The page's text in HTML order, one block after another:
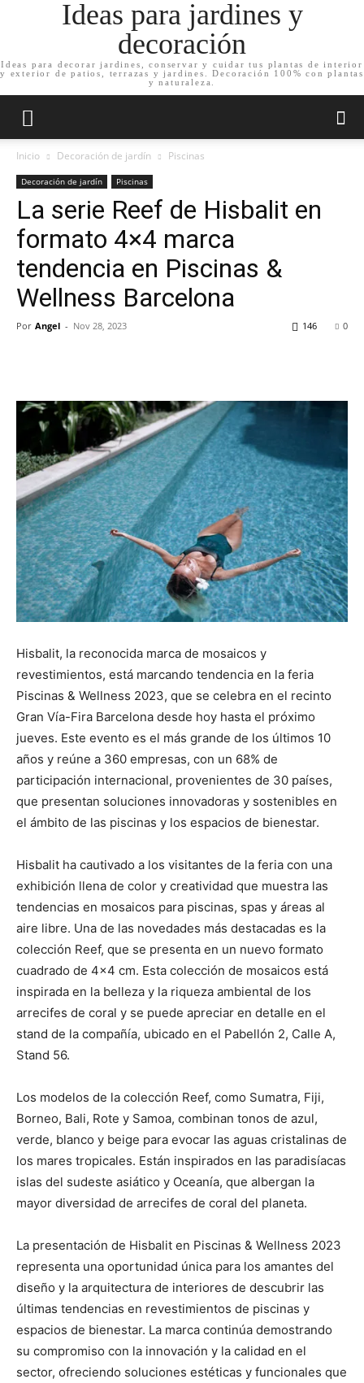
Ideas para jardines y
decoración
Ideas para decorar jardines, conservar y cuidar tus plantas de interior
y exterior de patios, terrazas y jardines. Decoración 100% con plantas
y naturaleza.
Inicio Decoración de jardín Piscinas
Decoración de jardín Piscinas
La serie Reef de Hisbalit en
formato 4×4 marca
tendencia en Piscinas &
Wellness Barcelona
Por Angel - Nov 28, 2023 0
146
Hisbalit, la reconocida marca de mosaicos y
revestimientos, está marcando tendencia en la feria
Piscinas & Wellness 2023, que se celebra en el recinto
Gran Vía-Fira Barcelona desde hoy hasta el próximo
jueves. Este evento es el más grande de los últimos 10
años y reúne a 360 empresas, con un 68% de
participación internacional, provenientes de 30 países,
que presentan soluciones innovadoras y sostenibles en
el ámbito de las piscinas y los espacios de bienestar.
Hisbalit ha cautivado a los visitantes de la feria con una
exhibición llena de color y creatividad que muestra las
tendencias en mosaicos para piscinas, spas y áreas al
aire libre. Una de las novedades más destacadas es la
colección Reef, que se presenta en un nuevo formato
cuadrado de 4×4 cm. Esta colección de mosaicos está
inspirada en la belleza y la riqueza ambiental de los
arrecifes de coral y se puede apreciar en detalle en el
stand de la compañía, ubicado en el Pabellón 2, Calle A,
Stand 56.
Los modelos de la colección Reef, como Sumatra, Fiji,
Borneo, Bali, Rote y Samoa, combinan tonos de azul,
verde, blanco y beige para evocar las aguas cristalinas de
los mares tropicales. Están inspirados en las paradisíacas
islas del sudeste asiático y Oceanía, que albergan la
mayor diversidad de arrecifes de coral del planeta.
La presentación de Hisbalit en Piscinas & Wellness 2023
representa una oportunidad única para los amantes del
diseño y la arquitectura de interiores de descubrir las
últimas tendencias en revestimientos de piscinas y
espacios de bienestar. La marca continúa demostrando
su compromiso con la innovación y la calidad en el
sector, ofreciendo soluciones estéticas y funcionales que